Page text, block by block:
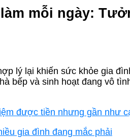
mỗi ngày:
lý lại khiến sức khỏe gia
bếp và sinh hoạt đang vô
được tiền nhưng gần như
gia đình đang mắc phải